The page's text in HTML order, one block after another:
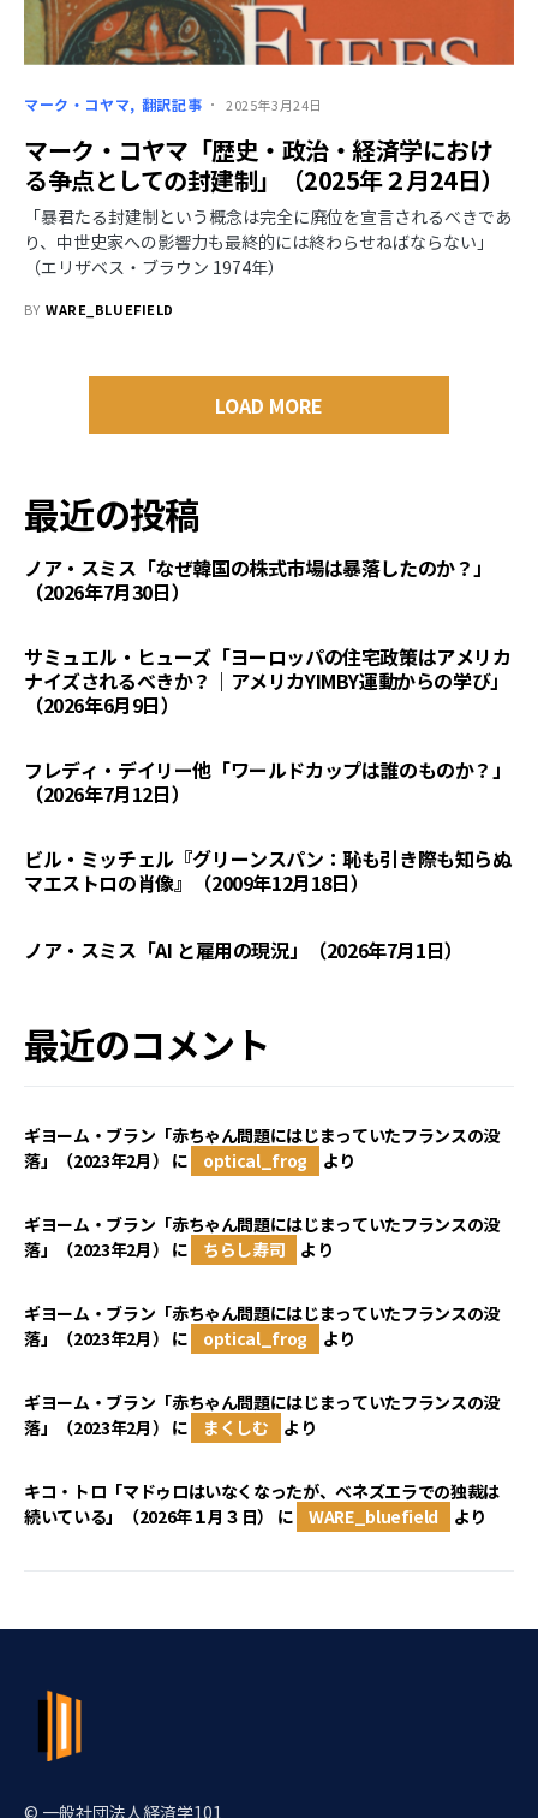
マーク・コヤマ 翻訳記事 2025年3月24日
マーク・コヤマ「歴史・政治・経済学におけ
る争点としての封建制」（2025年２月24日）
「暴君たる封建制という概念は完全に廃位を宣言されるべきであ
り、中世史家への影響力も最終的には終わらせねばならない」
（エリザベス・ブラウン 1974年）
BY WARE_BLUEFIELD
LOAD MORE
最近の投稿
ノア・スミス「なぜ韓国の株式市場は暴落したのか？」
（2026年7月30日）
サミュエル・ヒューズ「ヨーロッパの住宅政策はアメリカ
ナイズされるべきか？｜アメリカYIMBY運動からの学び」
（2026年6月9日）
フレディ・デイリー他「ワールドカップは誰のものか？」
（2026年7月12日）
ビル・ミッチェル『グリーンスパン：恥も引き際も知らぬ
マエストロの肖像』（2009年12月18日）
ノア・スミス「AI と雇用の現況」（2026年7月1日）
最近のコメント
ギヨーム・ブラン「赤ちゃん問題にはじまっていたフランスの没
落」（2023年2月） に optical_frog より
ギヨーム・ブラン「赤ちゃん問題にはじまっていたフランスの没
落」（2023年2月） に ちらし寿司 より
ギヨーム・ブラン「赤ちゃん問題にはじまっていたフランスの没
落」（2023年2月） に optical_frog より
ギヨーム・ブラン「赤ちゃん問題にはじまっていたフランスの没
落」（2023年2月） に まくしむ より
キコ・トロ「マドゥロはいなくなったが、ベネズエラでの独裁は
続いている」（2026年１月３日）
に WARE_bluefield より
© 一般社団法人経済学101